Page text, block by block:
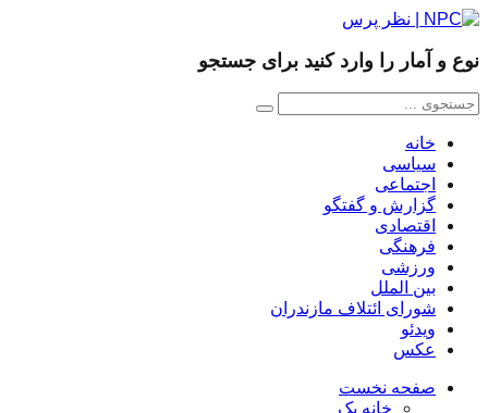
نوع و آمار را وارد کنید برای جستجو
خانه
سیاسی
اجتماعی
گزارش و گفتگو
اقتصادی
فرهنگی
ورزشی
بین الملل
شورای ائتلاف مازندران
ویدئو
عکس
صفحه نخست
خانه یک